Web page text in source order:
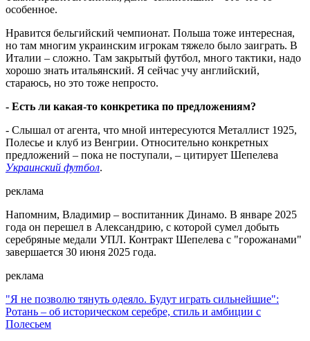
особенное.
Нравится бельгийский чемпионат. Польша тоже интересная,
но там многим украинским игрокам тяжело было заиграть. В
Италии – сложно. Там закрытый футбол, много тактики, надо
хорошо знать итальянский. Я сейчас учу английский,
стараюсь, но это тоже непросто.
- Есть ли какая-то конкретика по предложениям?
- Слышал от агента, что мной интересуются Металлист 1925,
Полесье и клуб из Венгрии. Относительно конкретных
предложений – пока не поступали, – цитирует Шепелева
Украинский футбол.
реклама
Напомним, Владимир – воспитанник Динамо. В январе 2025
года он перешел в Александрию, с которой сумел добыть
серебряные медали УПЛ. Контракт Шепелева с "горожанами"
завершается 30 июня 2025 года.
реклама
"Я не позволю тянуть одеяло. Будут играть сильнейшие":
Ротань – об историческом серебре, стиль и амбиции с
Полесьем